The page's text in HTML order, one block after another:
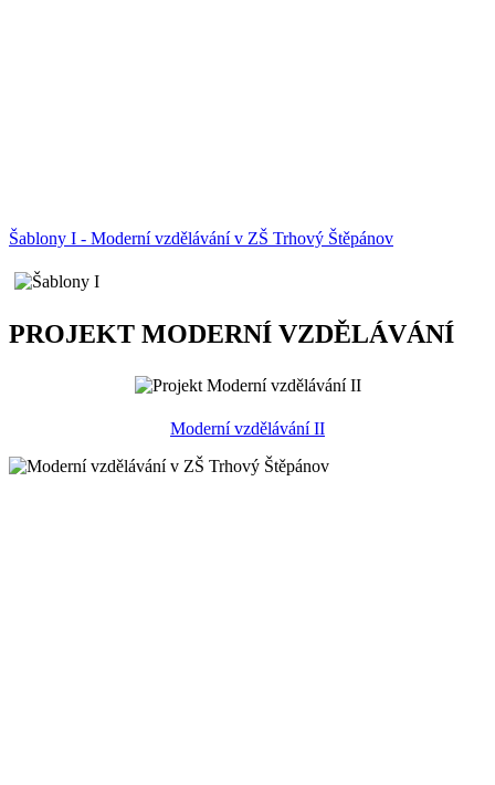
Šablony I - Moderní vzdělávání v ZŠ Trhový Štěpánov
PROJEKT MODERNÍ VZDĚLÁVÁNÍ
Moderní vzdělávání II